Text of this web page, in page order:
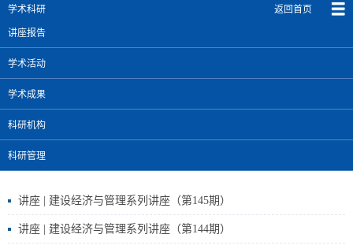
学术科研 返回首页
讲座报告
学术活动
学术成果
科研机构
科研管理
讲座 | 建设经济与管理系列讲座（第145期）
讲座 | 建设经济与管理系列讲座（第144期）